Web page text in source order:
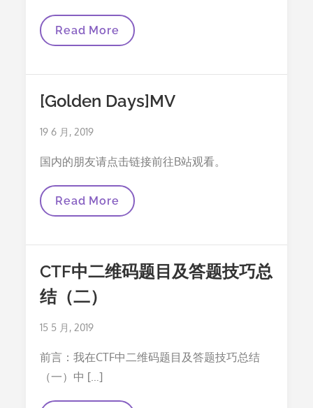
利
用
PIL
给
片
批
加
印
Read More
[Golden Days]MV
Posted
19 6 月, 2019
国内的朋友请点击链接前往B站观看。
[Golden
Days]MV
Read More
CTF中二维码题目及答题技巧总
结（二）
Posted
15 5 月, 2019
前言：我在CTF中二维码题目及答题技巧总结
（一）中 […]